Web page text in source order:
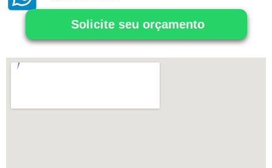
Solicite seu orçamento